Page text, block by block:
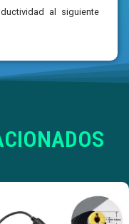
al siguiente